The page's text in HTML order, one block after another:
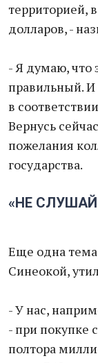
территорией,
долларов, -
- Я думаю, что
правильный. И
в
Вернусь
пожелания
государства.
«НЕ СЛУШАЙ
Еще одна
Синеокой,
- У нас,
- при покупке
полтора